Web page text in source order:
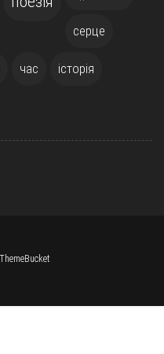
серце
час історія